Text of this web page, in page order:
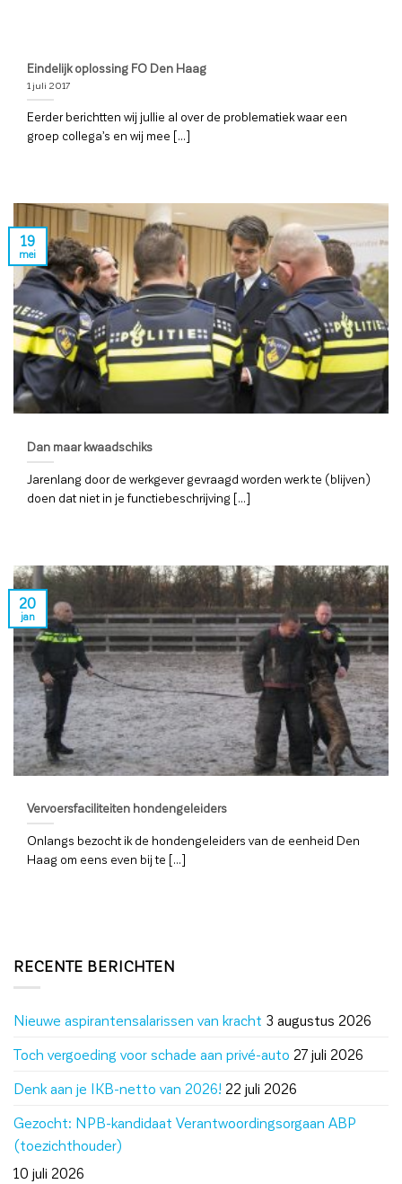
Eindelijk oplossing FO Den Haag
1 juli 2017
Eerder berichtten wij jullie al over de problematiek waar een
groep collega’s en wij mee [...]
Dan maar kwaadschiks
Jarenlang door de werkgever gevraagd worden werk te (blijven)
doen dat niet in je functiebeschrijving [...]
19
mei
Vervoersfaciliteiten hondengeleiders
Onlangs bezocht ik de hondengeleiders van de eenheid Den
Haag om eens even bij te [...]
20
jan
RECENTE BERICHTEN
Nieuwe aspirantensalarissen van kracht 3 augustus 2026
Toch vergoeding voor schade aan privé-auto 27 juli 2026
Denk aan je IKB-netto van 2026! 22 juli 2026
Gezocht: NPB-kandidaat Verantwoordingsorgaan ABP
(toezichthouder)
10 juli 2026